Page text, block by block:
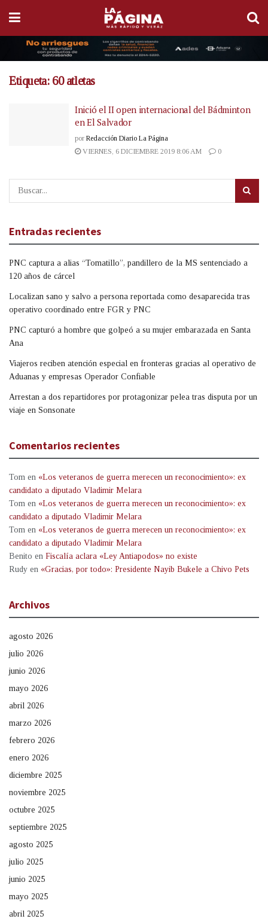
Etiqueta: 60 atletas
Inició el II open internacional del Bádminton
en El Salvador
por Redacción Diario La Página
VIERNES, 6 DICIEMBRE 2019 8:06 AM
0
Entradas recientes
PNC captura a alias “Tomatillo”, pandillero de la MS sentenciado a
120 años de cárcel
Localizan sano y salvo a persona reportada como desaparecida tras
operativo coordinado entre FGR y PNC
PNC capturó a hombre que golpeó a su mujer embarazada en Santa
Ana
Viajeros reciben atención especial en fronteras gracias al operativo de
Aduanas y empresas Operador Confiable
Arrestan a dos repartidores por protagonizar pelea tras disputa por un
viaje en Sonsonate
Comentarios recientes
Tom en «Los veteranos de guerra merecen un reconocimiento»: ex
candidato a diputado Vladimir Melara
Tom en «Los veteranos de guerra merecen un reconocimiento»: ex
candidato a diputado Vladimir Melara
Tom en «Los veteranos de guerra merecen un reconocimiento»: ex
candidato a diputado Vladimir Melara
Benito en Fiscalía aclara «Ley Antiapodos» no existe
Rudy en «Gracias, por todo»: Presidente Nayib Bukele a Chivo Pets
Archivos
agosto 2026
julio 2026
junio 2026
mayo 2026
abril 2026
marzo 2026
febrero 2026
enero 2026
diciembre 2025
noviembre 2025
octubre 2025
septiembre 2025
agosto 2025
julio 2025
junio 2025
mayo 2025
abril 2025